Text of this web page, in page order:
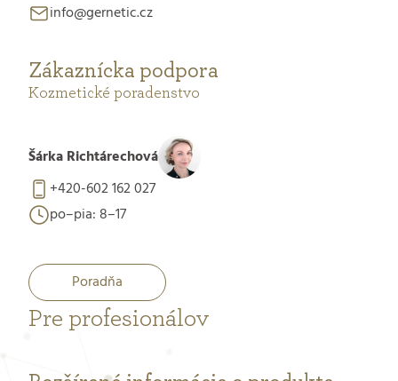
info@gernetic.cz
Zákaznícka podpora
Kozmetické poradenstvo
Šárka Richtárechová
+420-602 162 027
po–pia: 8–17
Poradňa
Pre profesionálov